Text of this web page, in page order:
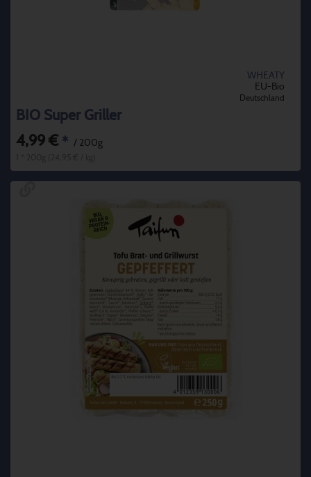
WHEATY
EU-Bio
Deutschland
BIO Super Griller
4,99 € * / 200g